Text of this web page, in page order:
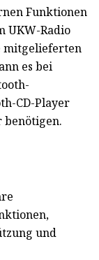
Funktionen
UKW-Radio
mitgelieferten
es bei
CD-Player
benötigen.
und